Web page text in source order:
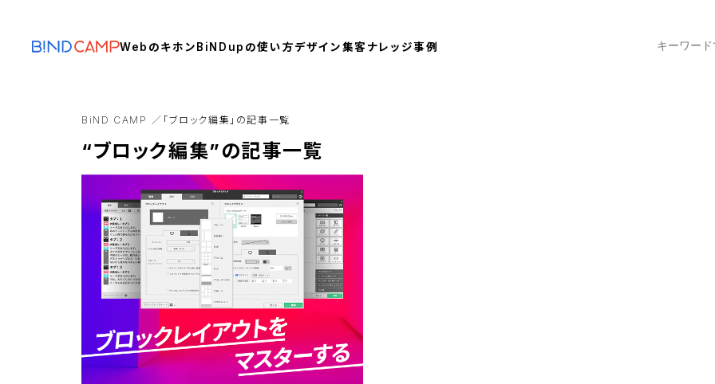
Webのキホン BiNDupの使い方デザイン集客ナレッジ事例
BiND CAMP 「ブロック編集」の記事一覧
“ブロック編集”の記事一覧